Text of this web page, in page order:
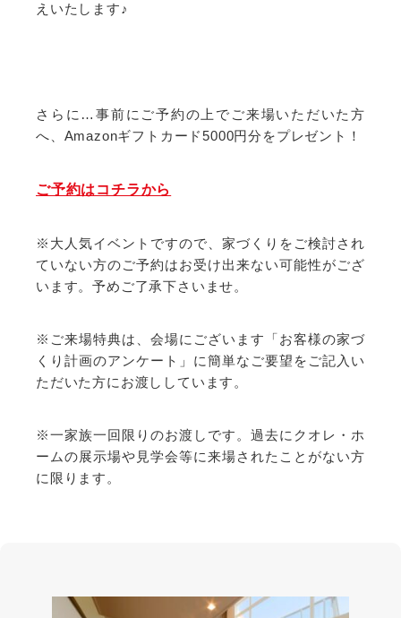
えいたします♪
さらに…事前にご予約の上でご来場いただいた方
へ、Amazonギフトカード5000円分をプレゼント！
ご予約はコチラから
※大人気イベントですので、家づくりをご検討され
ていない方のご予約はお受け出来ない可能性がござ
います。予めご了承下さいませ。
※ご来場特典は、会場にございます「お客様の家づ
くり計画のアンケート」に簡単なご要望をご記入い
ただいた方にお渡ししています。
※一家族一回限りのお渡しです。過去にクオレ・ホ
ームの展示場や見学会等に来場されたことがない方
に限ります。